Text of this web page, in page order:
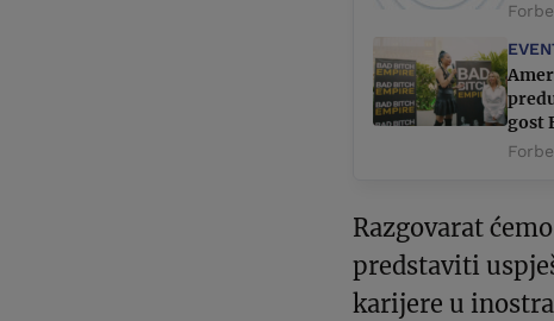
gost
Razgovarat
predstaviti
karijere u